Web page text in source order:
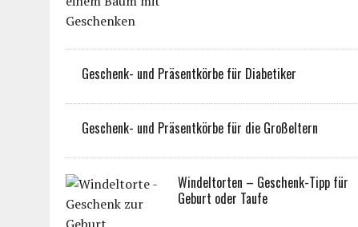
Geschenk- und Präsentkörbe für Diabetiker
Geschenk- und Präsentkörbe für die Großeltern
Windeltorten – Geschenk-Tipp für
Geburt oder Taufe